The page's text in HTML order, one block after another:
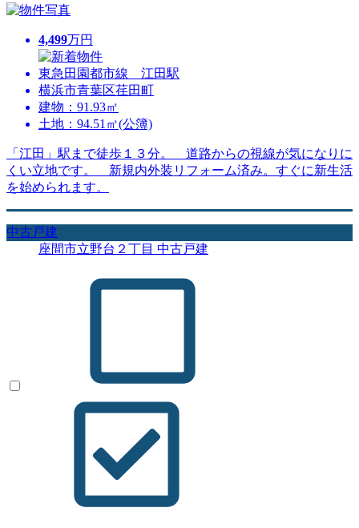
4,499万円
東急田園都市線 江田駅
横浜市青葉区荏田町
建物：91.93㎡
土地：94.51㎡(公簿)
「江田」駅まで徒歩１３分。 道路からの視線が気になりに
くい立地です。 新規内外装リフォーム済み。すぐに新生活
を始められます。
中古戸建
座間市立野台２丁目 中古戸建